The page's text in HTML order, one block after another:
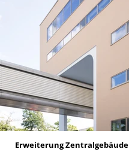
Erweiterung Zentralgebäude